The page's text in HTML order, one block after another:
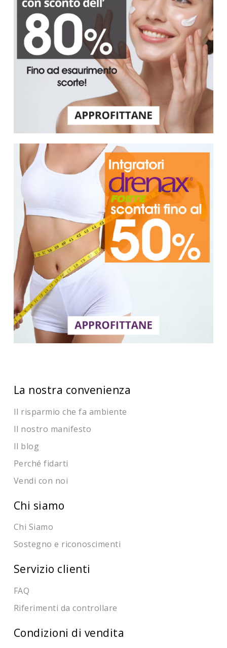
La nostra convenienza
Il risparmio che fa ambiente
Il nostro manifesto
Il blog
Perché fidarti
Vendi con noi
Chi siamo
Chi Siamo
Sostegno e riconoscimenti
Servizio clienti
FAQ
Riferimenti da controllare
Condizioni di vendita